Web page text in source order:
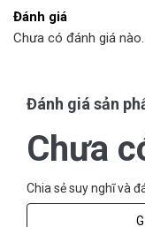
Đánh giá
Chưa có đánh giá nào.
Đánh giá sản
Chưa
Chia sẻ suy nghĩ và